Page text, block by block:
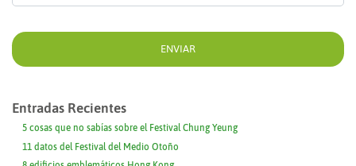
Entradas Recientes
5 cosas que no sabías sobre el Festival Chung Yeung
11 datos del Festival del Medio Otoño